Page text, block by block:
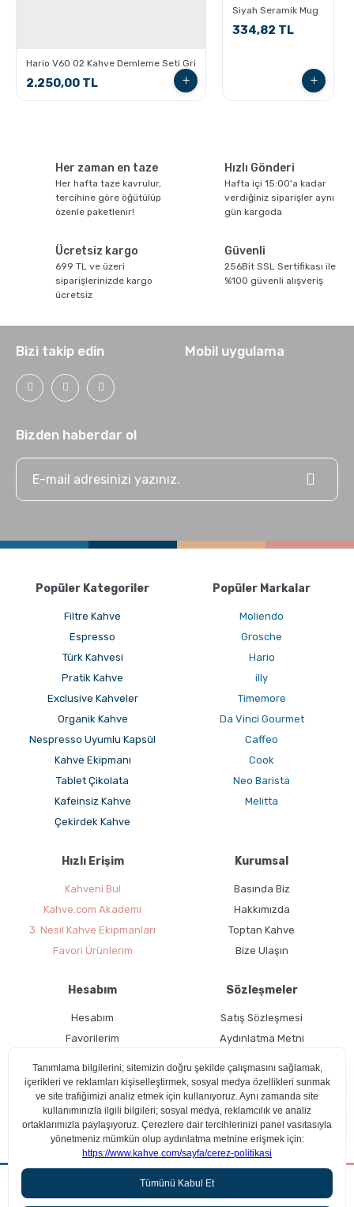
Espresso Yapmanın İncelikleri
Ristretto - Espresso - Lungo Farkları nelerdir ?
Kahve için Süt Köpürtme Yöntemleri
GROSCHE Lil Chill İzoleli Çocuk Su Şişesi
GROSCHE E-Z Latte Çok Amaçlı Köpürtücü nasıl
Latte Nasıl Yapılır ?
Hario V60 02 Kahve Demleme Seti Gri
2.250,00 TL
Siyah Seramik Mug
334,82 TL
Her zaman en taze
Her hafta taze kavrulur,
tercihine göre öğütülüp
özenle paketlenir!
Hızlı Gönderi
Hafta içi 15:00'a kadar
verdiğiniz siparişler aynı
gün kargoda
Ücretsiz kargo
699 TL ve üzeri
siparişlerinizde kargo
ücretsiz
Güvenli
256Bit SSL Sertifikası ile
%100 güvenli alışveriş
Bizi takip edin
Bizden haberdar ol
Mobil uygulama
Popüler Kategoriler
Filtre Kahve
Espresso
Türk Kahvesi
Pratik Kahve
Exclusive Kahveler
Organik Kahve
Nespresso Uyumlu Kapsül
Kahve Ekipmanı
Tablet Çikolata
Kafeinsiz Kahve
Çekirdek Kahve
Popüler Markalar
Moliendo
Grosche
Hario
illy
Timemore
Da Vinci Gourmet
Caffeo
Cook
Neo Barista
Melitta
Hızlı Erişim
Kahveni Bul
Kahve.com Akademi
3. Nesil Kahve Ekipmanları
Favori Ürünlerim
Kurumsal
Basında Biz
Hakkımızda
Toptan Kahve
Bize Ulaşın
Hesabım
Hesabım
Favorilerim
Ücretsiz Üyelik
Sözleşmeler
Satış Sözleşmesi
Aydınlatma Metni
Kullanım Koşulları
Çerez Politikası
Aradığın kahveyi beraber bulalım!